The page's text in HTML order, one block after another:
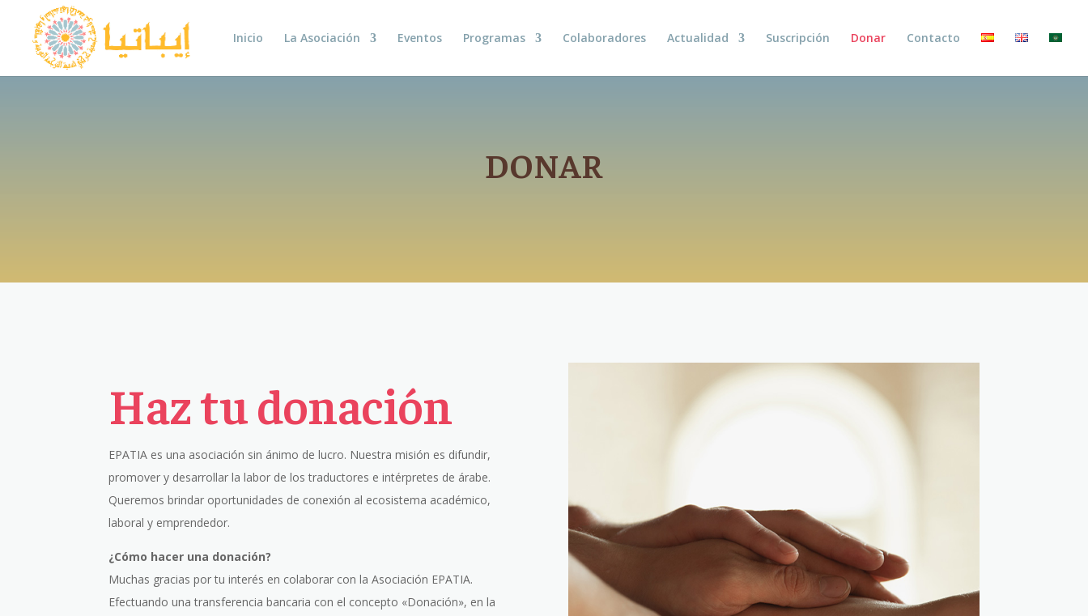
Inicio La Asociación Eventos Programas Colaboradores Actualidad Suscripción Donar Contacto
DONAR
Haz tu donación
EPATIA es una asociación sin ánimo de lucro. Nuestra misión es difundir,
promover y desarrollar la labor de los traductores e intérpretes de árabe.
Queremos brindar oportunidades de conexión al ecosistema académico,
laboral y emprendedor.
¿Cómo hacer una donación?
Muchas gracias por tu interés en colaborar con la Asociación EPATIA.
Efectuando una transferencia bancaria con el concepto «Donación», en la